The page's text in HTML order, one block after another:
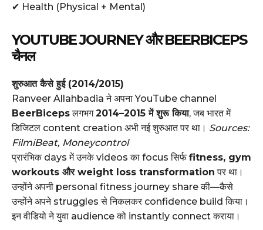
✔ Health (Physical + Mental)
YOUTUBE JOURNEY और BEERBICEPS
चैनल
शुरुआत कैसे हुई (2014/2015)
Ranveer Allahbadia ने अपना YouTube channel
BeerBicepsलगभग2014–2015 में शुरू किया, जब भारत में
डिजिटल content creation अभी नई शुरुआत पर था। Sources:
FilmiBeat, Moneycontrol
प्रारंभिक days में उनके videos का focus सिर्फ fitness, gym
workouts और weight loss transformation पर था।
उन्होंने अपनी personal fitness journey share की—कैसे
उन्होंने अपने struggles से निकलकर confidence build किया।
इन वीडियो ने युवा audience को instantly connect कराया।